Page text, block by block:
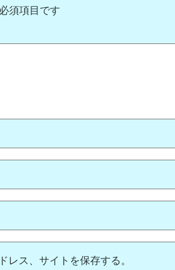
須項目です
ス、サイトを保存する。